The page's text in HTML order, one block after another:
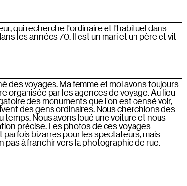
qui recherche l'ordinaire et l'habituel dans
les années 70. Il est un mari et un père et vit
des voyages. Ma femme et moi avons toujours
organisée par les agences de voyage. Au lieu
des monuments que l'on est censé voir,
des gens ordinaires. Nous cherchions des
temps. Nous avons loué une voiture et nous
précise. Les photos de ces voyages
bizarres pour les spectateurs, mais
pas à franchir vers la photographie de rue.